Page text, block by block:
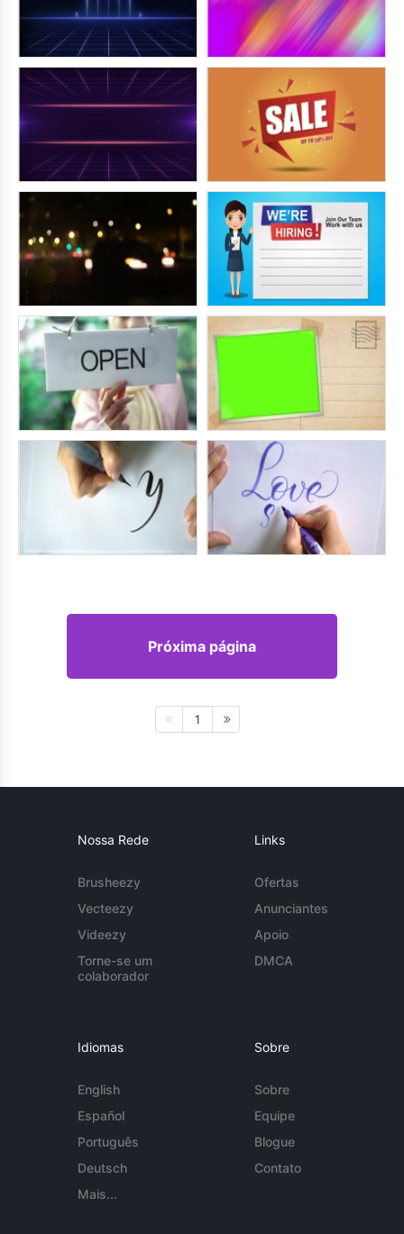
Próxima página
1
Nossa Rede
Brusheezy
Vecteezy
Videezy
Torne-se um
colaborador
Links
Ofertas
Anunciantes
Apoio
DMCA
Idiomas
English
Español
Português
Deutsch
Mais...
Sobre
Sobre
Equipe
Blogue
Contato